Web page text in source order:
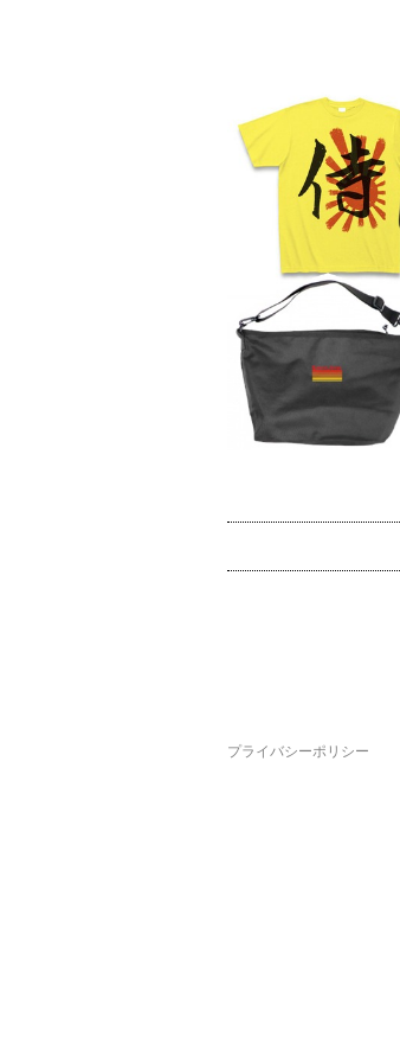
プライバシーポリシー